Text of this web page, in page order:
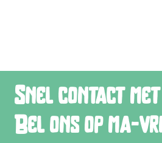
Snel contact
Bel ons op ma-